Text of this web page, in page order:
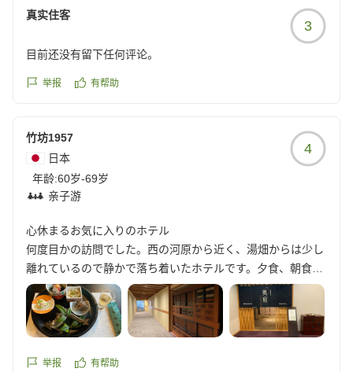
いります。
またのお越しを心よりお待ちしております。
真实住客
3
目前还没有留下任何评论。
举报 有帮助
竹坊1957
日本
年龄:60岁-69岁
亲子游
4
心休まるお気に入りのホテル
何度目かの訪問でした。西の河原から近く、湯畑からは少し
離れているので静かで落ち着いたホテルです。夕食、朝食と
もに美味しく、お庭もキレイにされていて、温泉ともにリフ
レッシュ出来ました。
他の画像やクチコミの詳細はこちらから
reviewId=33123477832198
举报 有帮助